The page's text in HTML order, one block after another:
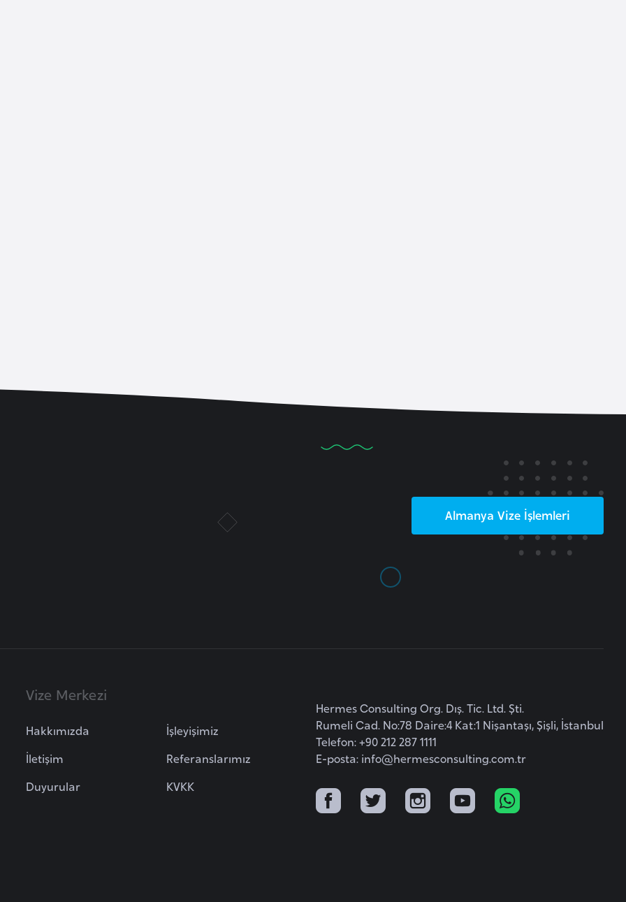
Almanya Vize İşlemleri
Vize Merkezi
Hakkımızda
İletişim
Duyurular
İşleyişimiz
Referanslarımız
KVKK
Hermes Consulting Org. Dış. Tic. Ltd. Şti.
Rumeli Cad. No:78 Daire:4 Kat:1 Nişantaşı, Şişli, İstanbul
Telefon: +90 212 287 1111
E-posta: info@hermesconsulting.com.tr